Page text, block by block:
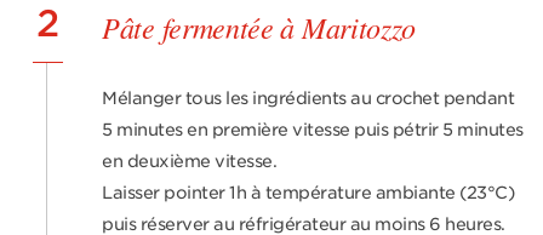
2 Pâte fermentée à Maritozzo
Mélanger tous les ingrédients au crochet pendant
5 minutes en première vitesse puis pétrir 5 minutes
en deuxième vitesse.
Laisser pointer 1h à température ambiante (23°C)
puis réserver au réfrigérateur au moins 6 heures.